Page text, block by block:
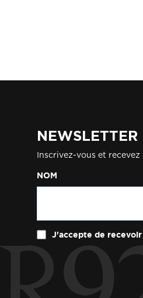
NEWSLETTER
Inscrivez-vous et
NOM
J'accepte de